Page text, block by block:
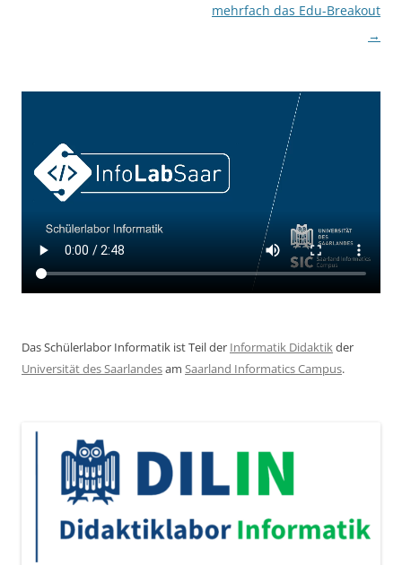
mehrfach das Edu-Breakout
→
Das Schülerlabor Informatik ist Teil der Informatik Didaktikder
Universität des Saarlandesam Saarland Informatics Campus.